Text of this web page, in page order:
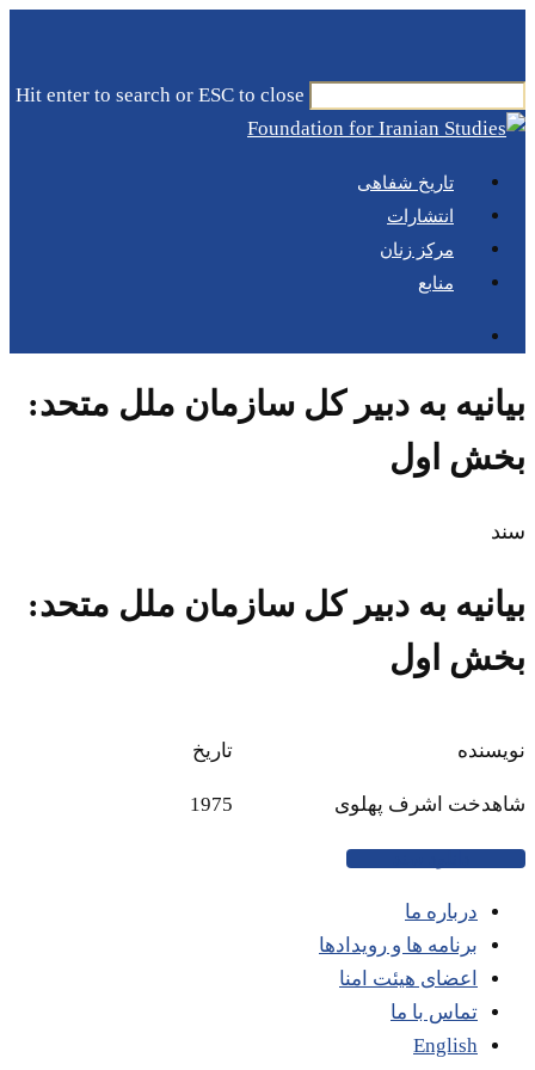
main
content
Hit enter to search or ESC to close
Close
جستجو
Menu
تاریخ شفاهی
انتشارات
مرکز زنان
منابع
بیانیه به دبیر کل سازمان ملل متحد:
بخش اول
سند
بیانیه به دبیر کل سازمان ملل متحد:
بخش اول
نویسنده
شاهدخت اشرف پهلوی
تاریخ
1975
درباره ما
برنامه ها و رویدادها
اعضای هیئت امنا
تماس با ما
English